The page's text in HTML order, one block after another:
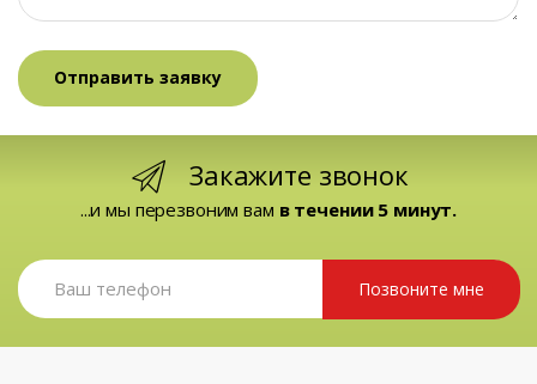
Закажите звонок
...и мы перезвоним вам в течении 5 минут.
Позвоните мне